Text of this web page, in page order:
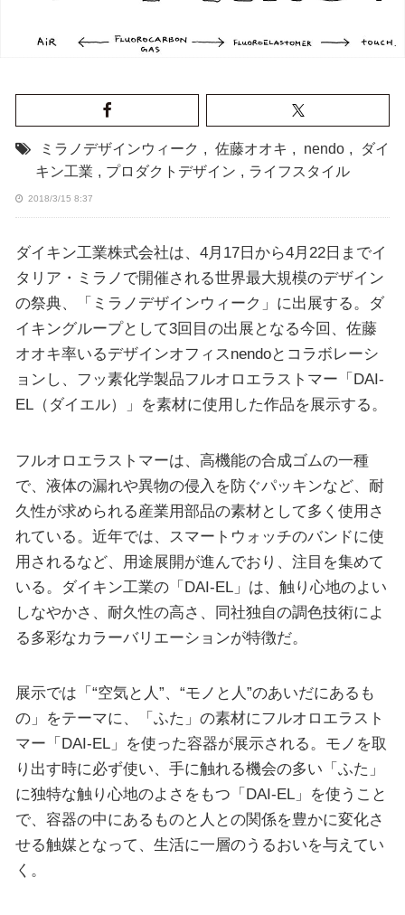
ミラノデザインウィーク , 佐藤オオキ , nendo ,
ダイ
キン工業 , プロダクトデザイン , ライフスタイル
2018/3/15 8:37
ダイキン工業株式会社は、4月17日から4月22日までイ
タリア・ミラノで開催される世界最大規模のデザイン
の祭典、「ミラノデザインウィーク」に出展する。ダ
イキングループとして3回目の出展となる今回、佐藤
オオキ率いるデザインオフィスnendoとコラボレーシ
ョンし、フッ素化学製品フルオロエラストマー「DAI-
EL（ダイエル）」を素材に使用した作品を展示する。
フルオロエラストマーは、高機能の合成ゴムの一種
で、液体の漏れや異物の侵入を防ぐパッキンなど、耐
久性が求められる産業用部品の素材として多く使用さ
れている。近年では、スマートウォッチのバンドに使
用されるなど、用途展開が進んでおり、注目を集めて
いる。ダイキン工業の「DAI-EL」は、触り心地のよい
しなやかさ、耐久性の高さ、同社独自の調色技術によ
る多彩なカラーバリエーションが特徴だ。
展示では「“空気と人”、“モノと人”のあいだにあるも
の」をテーマに、「ふた」の素材にフルオロエラスト
マー「DAI-EL」を使った容器が展示される。モノを取
り出す時に必ず使い、手に触れる機会の多い「ふた」
に独特な触り心地のよさをもつ「DAI-EL」を使うこと
で、容器の中にあるものと人との関係を豊かに変化さ
せる触媒となって、生活に一層のうるおいを与えてい
く。